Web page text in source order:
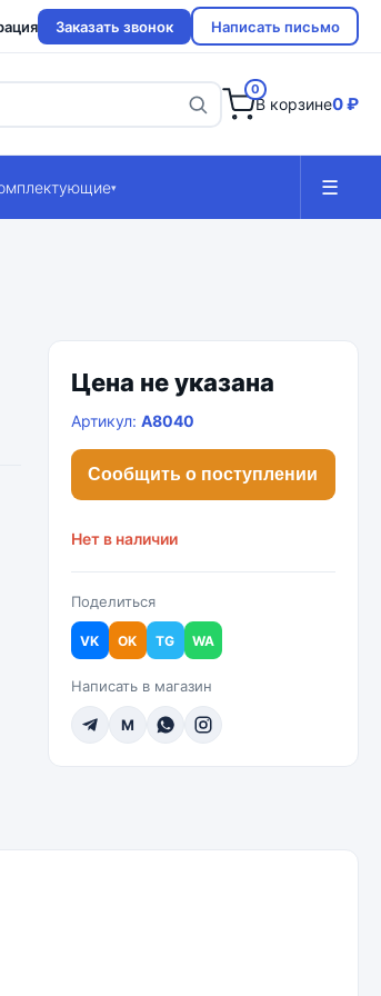
Заказать звонок Написать письмо
0
В корзине0 ₽
▾ ☰
Цена не указана
Артикул: A8040
Сообщить о поступлении
Нет в наличии
Поделиться
VK OK TG WA
Написать в магазин
M